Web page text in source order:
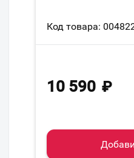
Код товара:
10 590 ₽